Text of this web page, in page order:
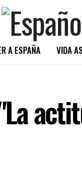
A ESPAÑA VIDA